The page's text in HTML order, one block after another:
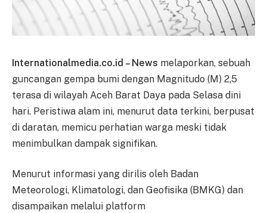
Internationalmedia.co.id – News melaporkan, sebuah
guncangan gempa bumi dengan Magnitudo (M) 2,5
terasa di wilayah Aceh Barat Daya pada Selasa dini
hari. Peristiwa alam ini, menurut data terkini, berpusat
di daratan, memicu perhatian warga meski tidak
menimbulkan dampak signifikan.
Menurut informasi yang dirilis oleh Badan
Meteorologi, Klimatologi, dan Geofisika (BMKG) dan
disampaikan melalui platform